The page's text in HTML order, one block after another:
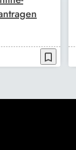
bookmark_border